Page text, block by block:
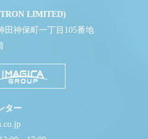
LIMITED)
田神保町一丁目105番地
ター